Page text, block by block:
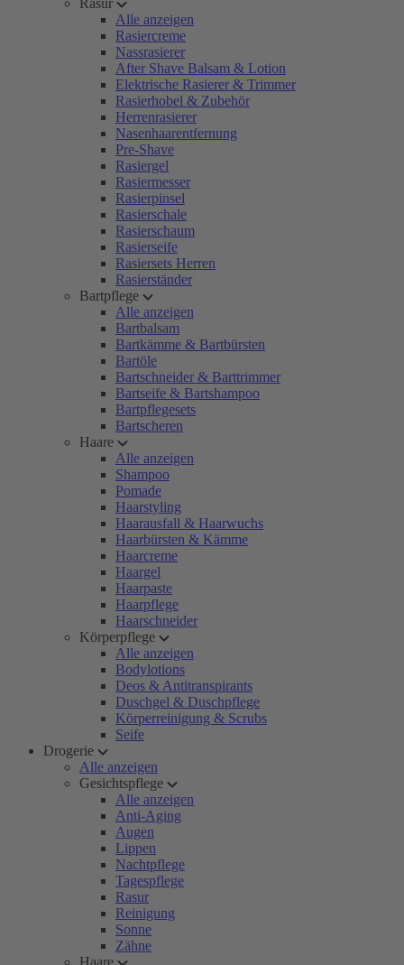
Rasur
Alle anzeigen
Rasiercreme
Nassrasierer
After Shave Balsam & Lotion
Elektrische Rasierer & Trimmer
Rasierhobel & Zubehör
Herrenrasierer
Nasenhaarentfernung
Pre-Shave
Rasiergel
Rasiermesser
Rasierpinsel
Rasierschale
Rasierschaum
Rasierseife
Rasiersets Herren
Rasierständer
Bartpflege
Alle anzeigen
Bartbalsam
Bartkämme & Bartbürsten
Bartöle
Bartschneider & Barttrimmer
Bartseife & Bartshampoo
Bartpflegesets
Bartscheren
Haare
Alle anzeigen
Shampoo
Pomade
Haarstyling
Haarausfall & Haarwuchs
Haarbürsten & Kämme
Haarcreme
Haargel
Haarpaste
Haarpflege
Haarschneider
Körperpflege
Alle anzeigen
Bodylotions
Deos & Antitranspirants
Duschgel & Duschpflege
Körperreinigung & Scrubs
Seife
Drogerie
Alle anzeigen
Gesichtspflege
Alle anzeigen
Anti-Aging
Augen
Lippen
Nachtpflege
Tagespflege
Rasur
Reinigung
Sonne
Zähne
Haare